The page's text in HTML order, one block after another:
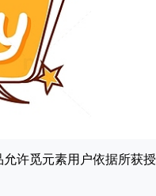
许觅元素用户依据所获